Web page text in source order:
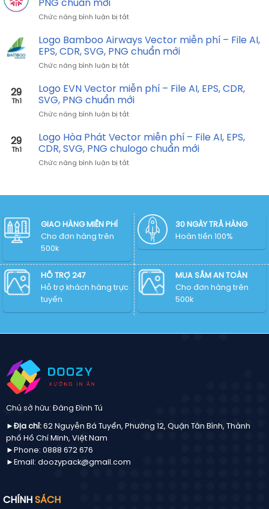
CDR,
PNG
chuẩn
phí
File
AI,
CDR,
PNG
chuẩn
PNG chuẩn mới
Chức năng bình luận bị tắtở
AIA
Vector
phí
File
AI,
CDR,
PNG
chuẩn
Logo Bamboo Airways Vector miễn phí – File AI,
EPS, CDR, SVG, PNG chuẩn mới
Chức năng bình luận bị tắtở
Bamboo
Airways
miễn
–
File
EPS,
mới
29
Th1
Logo EVN Vector miễn phí – File AI, EPS, CDR,
SVG, PNG chuẩn mới
Chức năng bình luận bị tắtở
EVN
Vector
miễn
phí
AI,
CDR,
SVG,
PNG
chuẩn
mới
29
Th1
Logo Hòa Phát Vector miễn phí – File AI, EPS,
CDR, SVG, PNG chulogo chuẩn mới
Chức năng bình luận bị tắtở
miễn
phí
File
AI,
EPS,
CDR,
SVG,
PNG
chulogo
chuẩn
GIAO HÀNG MIỄN PHÍ
Cho đơn hàng trên
500k
30 NGÀY TRẢ HÀNG
Hoàn tiền 100%
HỖ TRỢ 247
Hỗ trợ khách hàng trực
tuyến
MUA SẮM AN TOÀN
Cho đơn hàng trên
500k
Chủ sở hữu: Đăng Đình Tú
►Địa chỉ: 62 Nguyễn Bá Tuyển, Phường 12, Quận Tân Bình, Thành
phố Hồ Chí Minh, Việt Nam
►Phone: 0888 672 676
►Email: doozypack@gmail.com
CHÍNH SÁCH